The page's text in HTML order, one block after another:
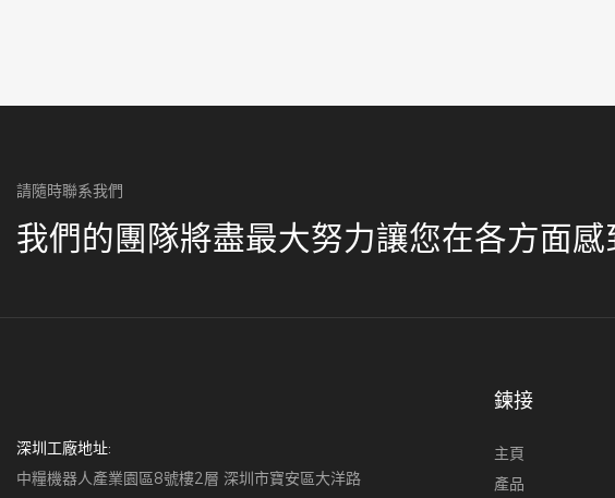
請隨時聯系我們
我們的團隊將盡最大努力讓您在各方面感
深圳工廠地址:
中糧機器人產業園區8號樓2層 深圳市寶安區大洋路
鍊接
主頁
產品